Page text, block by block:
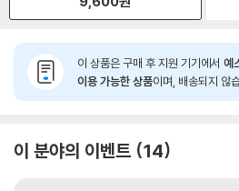
이 상품은 구매 후 지원 기기에서 예
이용 가능한 상품이며, 배송되지 않
이 분야의 이벤트 14